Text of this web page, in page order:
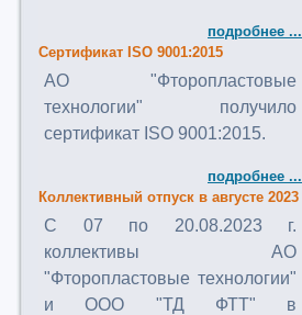
подробнее ...
Сертификат ISO 9001:2015
АО "Фторопластовые
технологии" получило
сертификат ISO 9001:2015.
подробнее ...
Коллективный отпуск в августе 2023
C 07 по 20.08.2023 г.
коллективы АО
"Фторопластовые технологии"
и ООО "ТД ФТТ" в